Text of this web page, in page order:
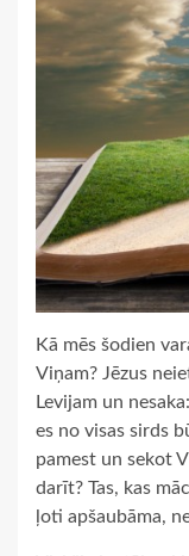
Kā mēs šodien
Viņam? Jēzus
Levijam un
es no visas sirds
pamest un sekot
darīt? Tas, kas
ļoti apšaubāma,